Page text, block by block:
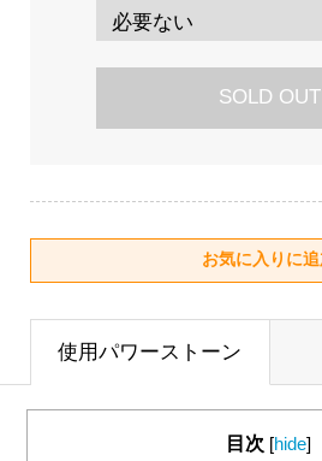
SOLD OUT
使用パワーストーン
目次 [hide]